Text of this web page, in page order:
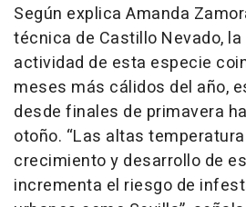
Según explica Amanda
técnica de Castillo Nevado,
actividad de esta especie
meses más cálidos del año,
desde finales de primavera
otoño. “Las altas
crecimiento y desarrollo de
incrementa el riesgo de